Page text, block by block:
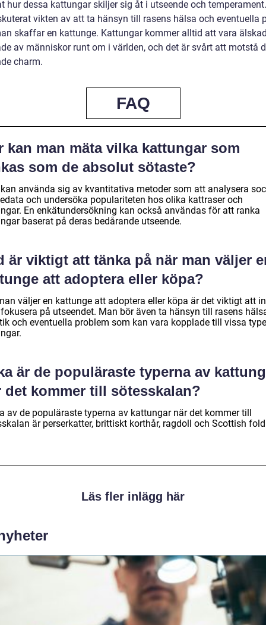
hur dessa kattungar skiljer sig åt i utseende och
vikten av att ta hänsyn till rasens hälsa och eventuella
skaffar en kattunge. Kattungar kommer alltid att vara
av människor runt om i världen, och det är svårt att motstå
charm.
FAQ
kan man mäta vilka kattungar som
som de absolut sötaste?
använda sig av kvantitativa metoder som att analysera
och undersöka populariteten hos olika kattraser och
En enkätundersökning kan också användas för att ranka
baserat på deras bedårande utseende.
är viktigt att tänka på när man väljer
att adoptera eller köpa?
väljer en kattunge att adoptera eller köpa är det viktigt att
på utseendet. Man bör även ta hänsyn till rasens
och eventuella problem som kan vara kopplade till vissa
är de populäraste typerna av
det kommer till sötesskalan?
av de populäraste typerna av kattungar när det kommer till
är perserkatter, brittiskt korthår, ragdoll och Scottish
Läs fler inlägg här